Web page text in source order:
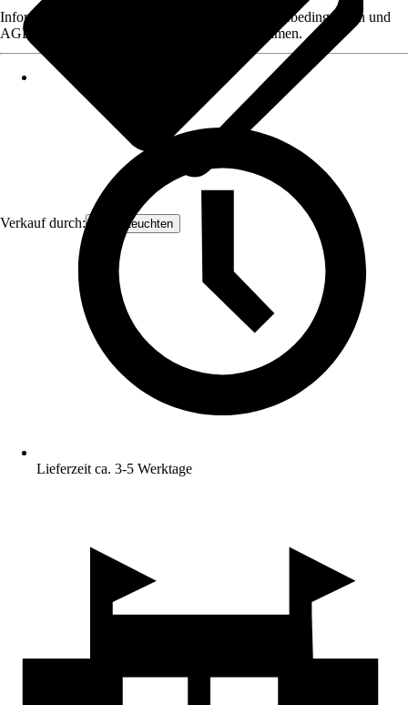
Verkauf durch: Orion Leuchten
Informationen des Verkäufers, wie z. B. Rückgabebedingungen und
AGB, finden Sie bei Klick auf den Verkäufernamen.
Lieferzeit ca. 3-5 Werktage